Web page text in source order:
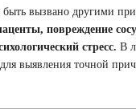
вызвано другими
повреждение
стресс. В
выявления точной